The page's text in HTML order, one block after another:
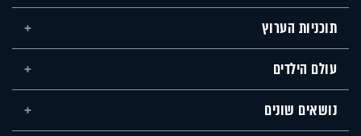
תוכניות הערוץ
עולם הילדים
נושאים שונים